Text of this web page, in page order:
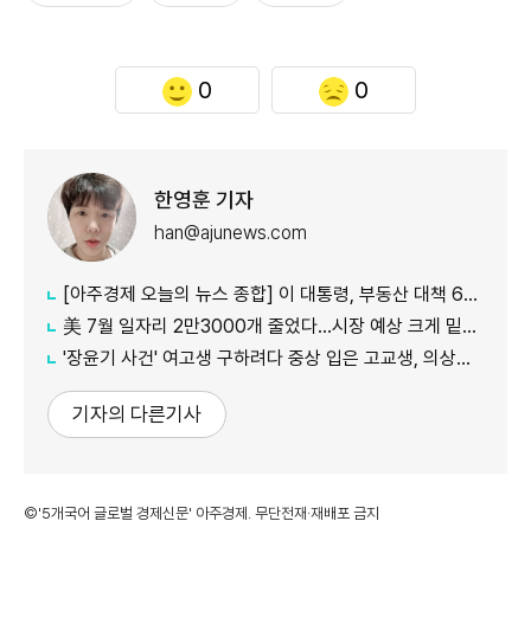
0 0
한영훈 기자
han@ajunews.com
[아주경제 오늘의 뉴스 종합] 이 대통령, 부동산 대책 6시간 점검…"기존 방식 벗어나 과감히 실행" 外
美 7월 일자리 2만3000개 줄었다…시장 예상 크게 밑돈 '고용 쇼크'
'장윤기 사건' 여고생 구하려다 중상 입은 고교생, 의상자 인정
기자의 다른기사
©'5개국어 글로벌 경제신문' 아주경제. 무단전재·재배포 금지